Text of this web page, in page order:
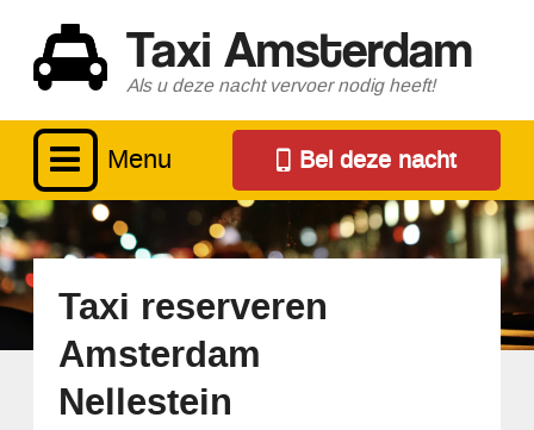
Taxi Amsterdam
Als u deze nacht vervoer nodig heeft!
Menu Bel deze nacht
Taxi reserveren
Amsterdam
Nellestein